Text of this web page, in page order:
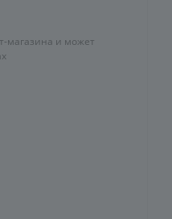
магазина и может